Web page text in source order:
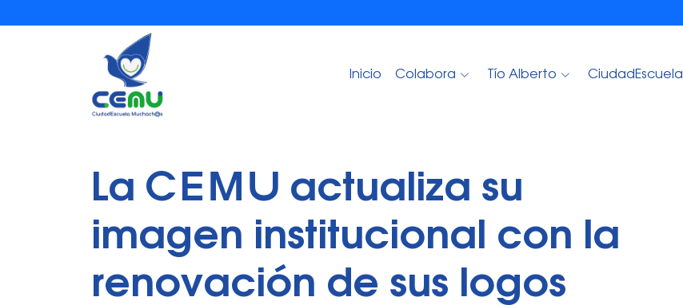
Inicio Colabora Tío Alberto CiudadEscuela
La CEMU actualiza su
imagen institucional con la
renovación de sus logos